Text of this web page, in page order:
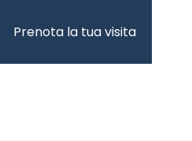
Prenota la tua visita